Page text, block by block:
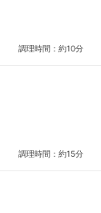
調理時間：約10分
調理時間：約15分